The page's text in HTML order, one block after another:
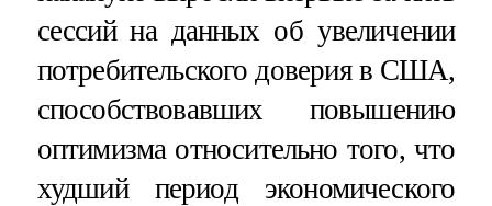
сессий на данных об увеличении
потребительского доверия в США,
способствовавших повышению
оптимизма относительно того, что
худший период экономического